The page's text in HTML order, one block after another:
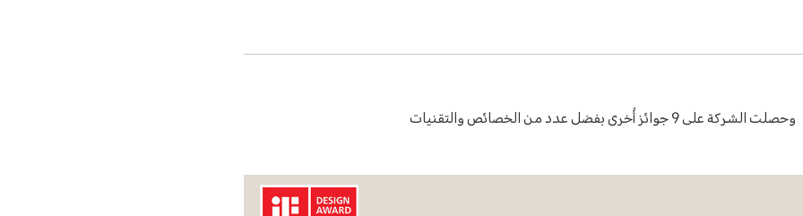
وحصلت الشركة على 9 جوائز أُخرى بفضل عدد من الخصائص والتقنيات